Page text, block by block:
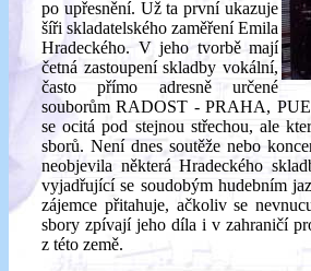
po upřesnění. Už ta první ukazuje
šíři skladatelského zaměření Emila
Hradeckého. V jeho tvorbě mají
četná zastoupení skladby vokální,
často přímo adresně určené
souborům RADOST - PRAHA,
se ocitá pod stejnou střechou, ale
sborů. Není dnes soutěže nebo
neobjevila některá Hradeckého
vyjadřující se soudobým hudebním
zájemce přitahuje, ačkoliv se
sbory zpívají jeho díla i v zahraničí
z této země.